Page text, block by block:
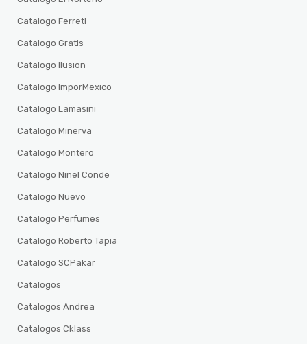
Catalogo Ferreti
Catalogo Gratis
Catalogo Ilusion
Catalogo ImporMexico
Catalogo Lamasini
Catalogo Minerva
Catalogo Montero
Catalogo Ninel Conde
Catalogo Nuevo
Catalogo Perfumes
Catalogo Roberto Tapia
Catalogo SCPakar
Catalogos
Catalogos Andrea
Catalogos Cklass